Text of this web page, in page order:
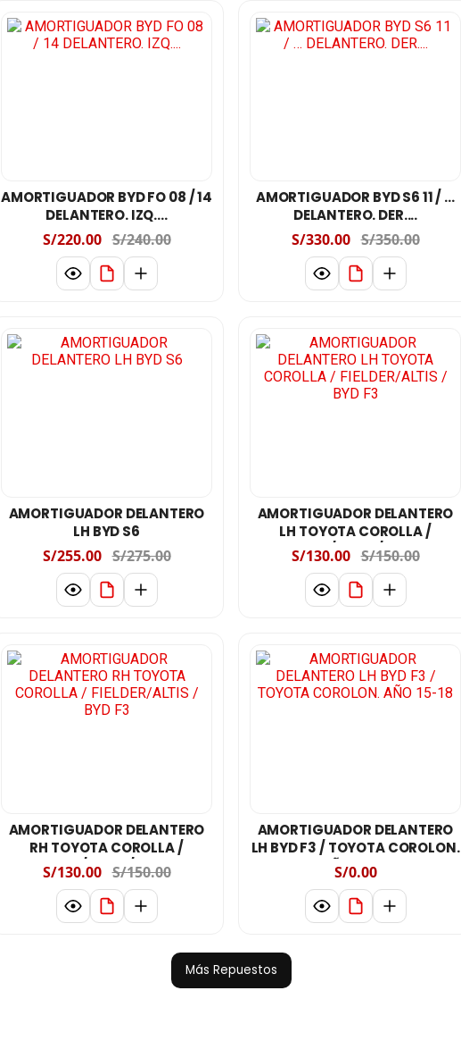
AMORTIGUADOR BYD FO 08 / 14
DELANTERO. IZQ....
S/220.00 S/240.00
AMORTIGUADOR BYD S6 11 / …
DELANTERO. DER....
S/330.00 S/350.00
AMORTIGUADOR DELANTERO
LH BYD S6
S/255.00 S/275.00
AMORTIGUADOR DELANTERO
LH TOYOTA COROLLA /
FIELDER/ALTIS / BYD F3
S/130.00 S/150.00
AMORTIGUADOR DELANTERO
RH TOYOTA COROLLA /
FIELDER/ALTIS / BYD F3
S/130.00 S/150.00
AMORTIGUADOR DELANTERO
LH BYD F3 / TOYOTA COROLON.
AÑO 15-18
S/0.00
Más Repuestos